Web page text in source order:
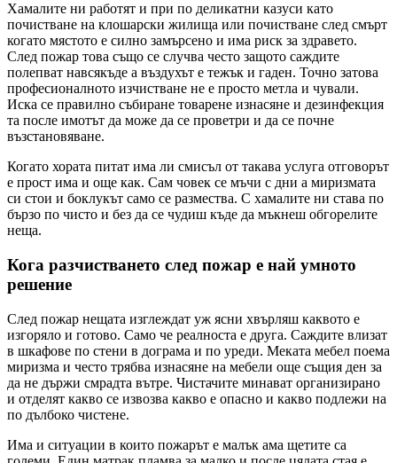
Хамалите ни работят и при по деликатни казуси като
почистване на клошарски жилища или почистване след смърт
когато мястото е силно замърсено и има риск за здравето.
След пожар това също се случва често защото саждите
полепват навсякъде а въздухът е тежък и гаден. Точно затова
професионалното изчистване не е просто метла и чували.
Иска се правилно събиране товарене изнасяне и дезинфекция
та после имотът да може да се проветри и да се почне
възстановяване.
Когато хората питат има ли смисъл от такава услуга отговорът
е прост има и още как. Сам човек се мъчи с дни а миризмата
си стои и боклукът само се размества. С хамалите ни става по
бързо по чисто и без да се чудиш къде да мъкнеш обгорелите
неща.
Кога разчистването след пожар е най умното
решение
След пожар нещата изглеждат уж ясни хвърляш каквото е
изгоряло и готово. Само че реалноста е друга. Саждите влизат
в шкафове по стени в дограма и по уреди. Меката мебел поема
миризма и често трябва изнасяне на мебели още същия ден за
да не държи смрадта вътре. Чистачите минават организирано
и отделят какво се извозва какво е опасно и какво подлежи на
по дълбоко чистене.
Има и ситуации в които пожарът е малък ама щетите са